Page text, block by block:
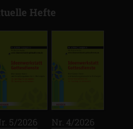
Hefte
5/2026 Nr. 4/2026